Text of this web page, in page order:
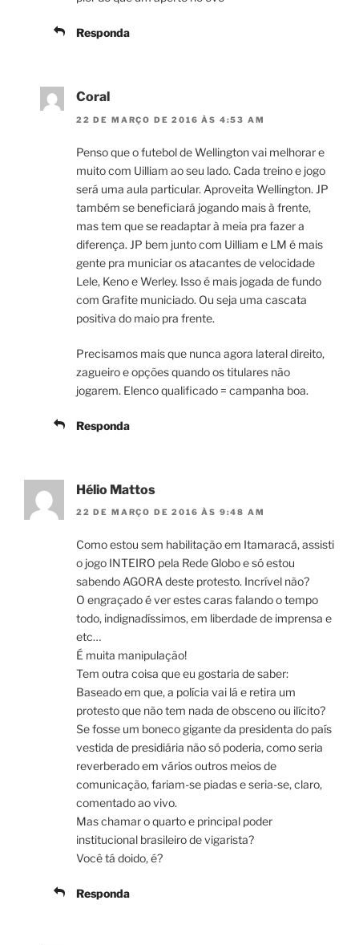
Responda
Coral
22 DE MARÇO DE 2016 ÀS 4:53 AM
Penso que o futebol de Wellington vai melhorar e
muito com Uilliam ao seu lado. Cada treino e jogo
será uma aula particular. Aproveita Wellington. JP
também se beneficiará jogando mais à frente,
mas tem que se readaptar à meia pra fazer a
diferença. JP bem junto com Uilliam e LM é mais
gente pra municiar os atacantes de velocidade
Lele, Keno e Werley. Isso é mais jogada de fundo
com Grafite municiado. Ou seja uma cascata
positiva do maio pra frente.
Precisamos mais que nunca agora lateral direito,
zagueiro e opções quando os titulares não
jogarem. Elenco qualificado = campanha boa.
Responda
Hélio Mattos
22 DE MARÇO DE 2016 ÀS 9:48 AM
Como estou sem habilitação em Itamaracá, assisti
o jogo INTEIRO pela Rede Globo e só estou
sabendo AGORA deste protesto. Incrível não?
O engraçado é ver estes caras falando o tempo
todo, indignadíssimos, em liberdade de imprensa e
etc…
É muita manipulação!
Tem outra coisa que eu gostaria de saber:
Baseado em que, a polícia vai lá e retira um
protesto que não tem nada de obsceno ou ilícito?
Se fosse um boneco gigante da presidenta do país
vestida de presidiária não só poderia, como seria
reverberado em vários outros meios de
comunicação, fariam-se piadas e seria-se, claro,
comentado ao vivo.
Mas chamar o quarto e principal poder
institucional brasileiro de vigarista?
Você tá doido, é?
Responda